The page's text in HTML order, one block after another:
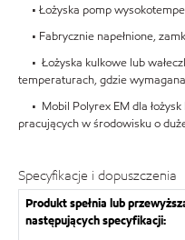
• Łożyska pomp
• Fabrycznie napełnione,
• Łożyska kulkowe lub
temperaturach, gdzie
• Mobil Polyrex EM dla
pracujących w środowisku o
Specyfikacje i dopuszczenia
Produkt spełnia lub
następujących specyfikacji: